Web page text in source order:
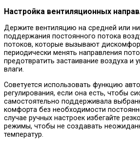
Настройка вентиляционных
Держите вентиляцию на средней или
поддержания постоянного потока
потоков, которые вызывают
периодически менять направления
предотвратить застаивание воздуха и
влаги.
Советуется использовать функцию
регулирования, если она есть, чтобы
самостоятельно поддерживала
комфорта без необходимости
случае ручных настроек избегайте
режимы, чтобы не создавать
температур.